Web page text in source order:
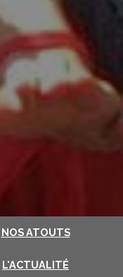
NOS ATOUTS
L'ACTUALITÉ